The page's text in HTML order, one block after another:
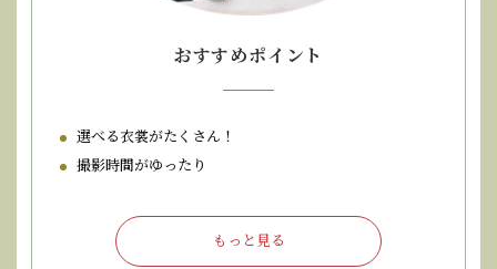
おすすめポイント
選べる衣裳がたくさん！
撮影時間がゆったり
もっと見る